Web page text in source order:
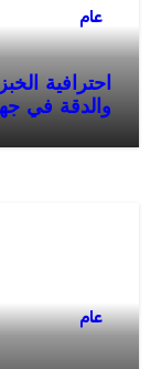
عام
والدقة في
عام